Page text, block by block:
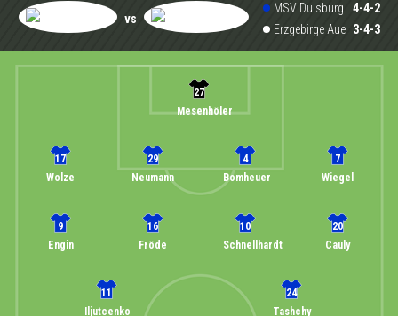
vs
MSV Duisburg
Erzgebirge Aue
4-4-2
3-4-3
27
Mesenhöler
7
Wiegel
4
Bomheuer
29
Neumann
17
Wolze
20
Cauly
10
Schnellhardt
16
Fröde
9
Engin
24
Tashchy
11
Iljutcenko